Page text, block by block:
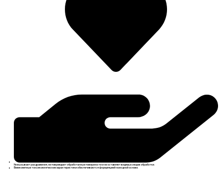
Не вызывает раздражения, не повреждает обработанные поверхности и не оставляет видимых следов обработки.
Великолепные токсикологические характеристики обеспечиваются формуляцией на водной основе.